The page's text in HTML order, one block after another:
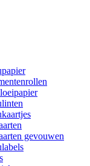
gevouwen